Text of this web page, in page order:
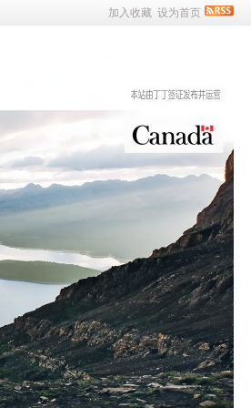
加入收藏 设为首页